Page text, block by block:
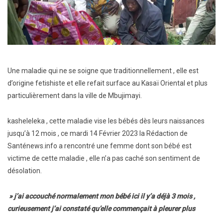
Une maladie qui ne se soigne que traditionnellement , elle est
d’origine fetishiste et elle refait surface au Kasaï Oriental et plus
particulièrement dans la ville de Mbujimayi.
kasheleleka , cette maladie vise les bébés dès leurs naissances
jusqu’à 12 mois , ce mardi 14 Février 2023 la Rédaction de
Santénews.info a rencontré une femme dont son bébé est
victime de cette maladie , elle n’a pas caché son sentiment de
désolation.
» j’ai accouché normalement mon bébé ici il y’a déjà 3 mois ,
curieusement j’ai constaté qu’elle commençait à pleurer plus